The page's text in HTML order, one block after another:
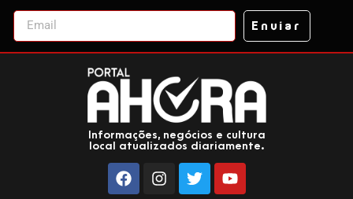
Enviar
Informações, negócios e cultura
local atualizados diariamente.